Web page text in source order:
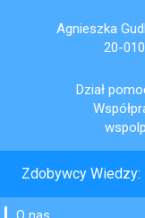
Agnieszka
20-
Dział
Zdobywcy Wiedzy: